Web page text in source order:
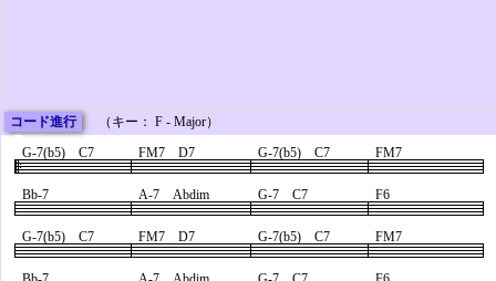
コード進行
（キー： F - Major）
G-7(b5) C7
FM7 D7 G-7(b5) C7 FM7
Bb-7 A-7 Abdim G-7 C7 F6
G-7(b5) C7 FM7 D7 G-7(b5) C7 FM7